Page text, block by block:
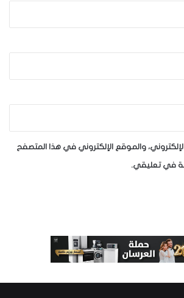
والموقع الإلكتروني في هذا المتصفح
في تعليقي.